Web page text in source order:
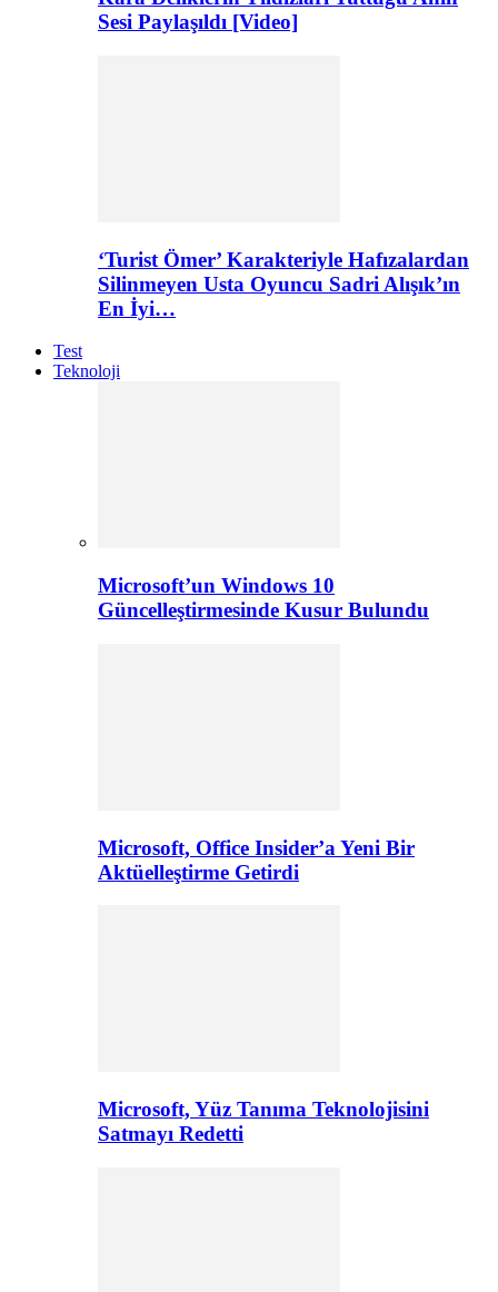
Sesi Paylaşıldı [Video]
‘Turist Ömer’ Karakteriyle Hafızalardan
Silinmeyen Usta Oyuncu Sadri Alışık’ın
En İyi…
Test
Teknoloji
Microsoft’un Windows 10
Güncelleştirmesinde Kusur Bulundu
Microsoft, Office Insider’a Yeni Bir
Aktüelleştirme Getirdi
Microsoft, Yüz Tanıma Teknolojisini
Satmayı Redetti